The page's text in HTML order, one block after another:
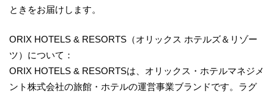
ときをお届けします。
ORIX HOTELS & RESORTS（オリックス ホテルズ＆リゾー
ツ）について：
ORIX HOTELS & RESORTSは、オリックス・ホテルマネジメ
ント株式会社の旅館・ホテルの運営事業ブランドです。ラグ